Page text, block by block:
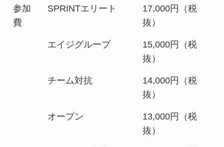
参加
費
SPRINTエリート
17,000円（税
抜）
エイジグループ
15,000円（税
抜）
チーム対抗
14,000円（税
抜）
オープン
13,000円（税
抜）